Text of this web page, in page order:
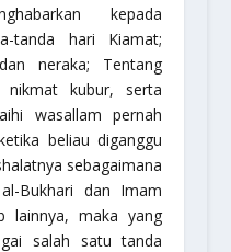
kepada
tanda hari Kiamat;
neraka; Tentang
kubur, serta
wasallam pernah
beliau diganggu
sebagaimana
Bukhari dan Imam
lainnya, maka yang
salah satu tanda